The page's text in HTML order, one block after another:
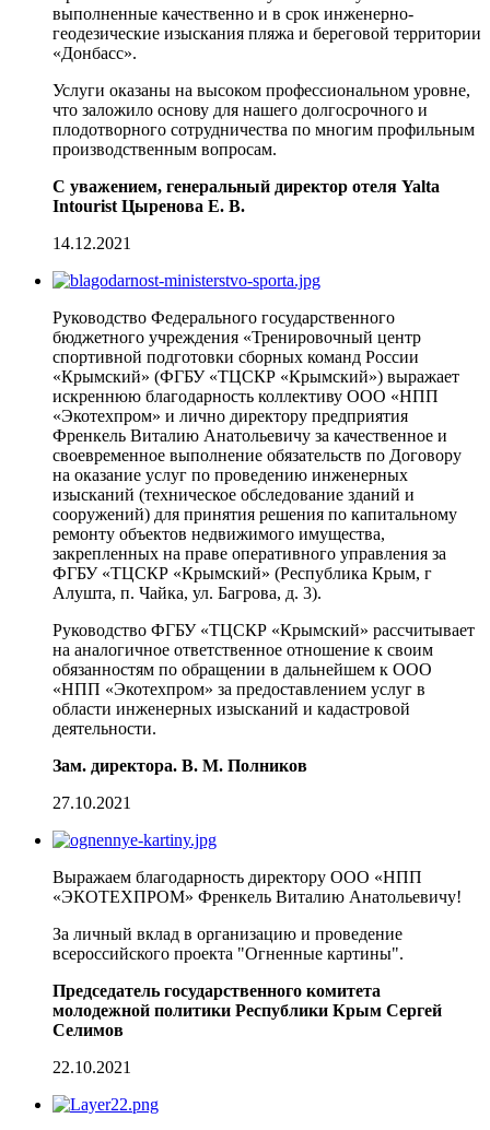
выполненные качественно и в срок инженерно-
геодезические изыскания пляжа и береговой территории
«Донбасс».
Услуги оказаны на высоком профессиональном уровне,
что заложило основу для нашего долгосрочного и
плодотворного сотрудничества по многим профильным
производственным вопросам.
С уважением, генеральный директор отеля Yalta
Intourist Цыренова Е. В.
14.12.2021
Руководство Федерального государственного
бюджетного учреждения «Тренировочный центр
спортивной подготовки сборных команд России
«Крымский» (ФГБУ «ТЦСКР «Крымский») выражает
искреннюю благодарность коллективу ООО «НПП
«Экотехпром» и лично директору предприятия
Френкель Виталию Анатольевичу за качественное и
своевременное выполнение обязательств по Договору
на оказание услуг по проведению инженерных
изысканий (техническое обследование зданий и
сооружений) для принятия решения по капитальному
ремонту объектов недвижимого имущества,
закрепленных на праве оперативного управления за
ФГБУ «ТЦСКР «Крымский» (Республика Крым, г
Алушта, п. Чайка, ул. Багрова, д. 3).
Руководство ФГБУ «ТЦСКР «Крымский» рассчитывает
на аналогичное ответственное отношение к своим
обязанностям по обращении в дальнейшем к ООО
«НПП «Экотехпром» за предоставлением услуг в
области инженерных изысканий и кадастровой
деятельности.
Зам. директора. В. М. Полников
27.10.2021
Выражаем благодарность директору ООО «НПП
«ЭКОТЕХПРОМ» Френкель Виталию Анатольевичу!
За личный вклад в организацию и проведение
всероссийского проекта "Огненные картины".
Председатель государственного комитета
молодежной политики Республики Крым Сергей
Селимов
22.10.2021